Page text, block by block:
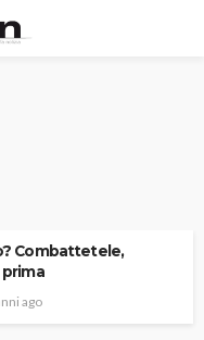
Combattetele,
ago